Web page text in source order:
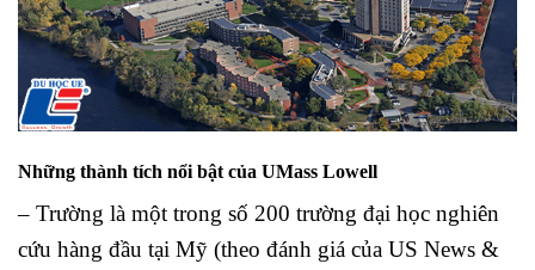
Những thành tích nổi bật của UMass Lowell
– Trường là một trong số 200 trường đại học nghiên
cứu hàng đầu tại Mỹ (theo đánh giá của US News &